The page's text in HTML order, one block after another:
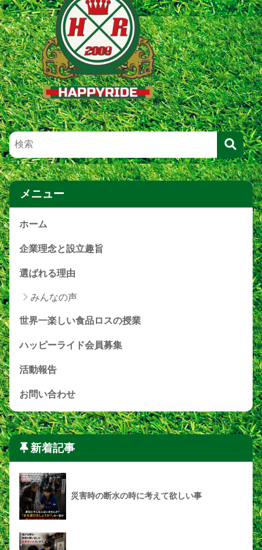
メニュー
ホーム
企業理念と設立趣旨
選ばれる理由
みんなの声
世界一楽しい食品ロスの授業
ハッピーライド会員募集
活動報告
お問い合わせ
新着記事
災害時の断水の時に考えて欲しい事